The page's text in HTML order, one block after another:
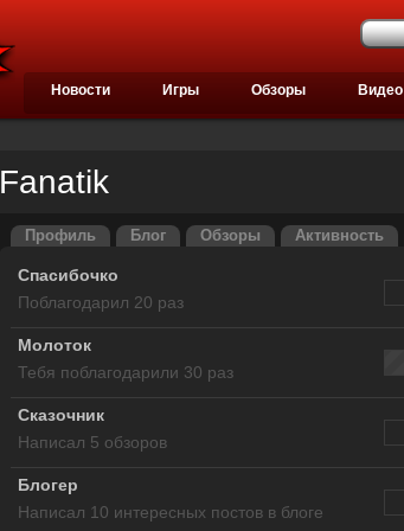
Новости Игры Обзоры Видео
Fanatik
Профиль Блог Обзоры Активность
Спасибочко
Поблагодарил 20 раз
Молоток
Тебя поблагодарили 30 раз
Сказочник
Написал 5 обзоров
Блогер
Написал 10 интересных постов в блоге